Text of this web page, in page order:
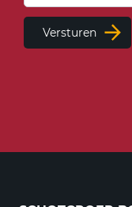
Versturen